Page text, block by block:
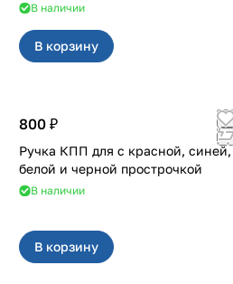
В наличии
В корзину
800 ₽
Ручка КПП для с красной, синей,
белой и черной прострочкой
В наличии
В корзину